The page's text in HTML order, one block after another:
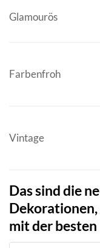
Glamourös
Farbenfroh
Vintage
Das sind die
mit der